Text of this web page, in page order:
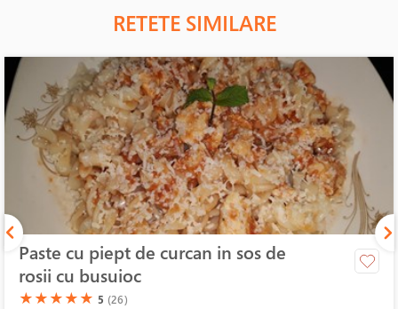
RETETE SIMILARE
Paste cu piept de curcan in sos de
rosii cu busuioc
(*)
★(*)
★(*)
★(*)
★(*)
★ 5 (26)